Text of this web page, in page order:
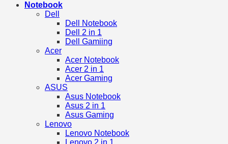
Notebook
Dell
Dell Notebook
Dell 2 in 1
Dell Gamiing
Acer
Acer Notebook
Acer 2 in 1
Acer Gaming
ASUS
Asus Notebook
Asus 2 in 1
Asus Gaming
Lenovo
Lenovo Notebook